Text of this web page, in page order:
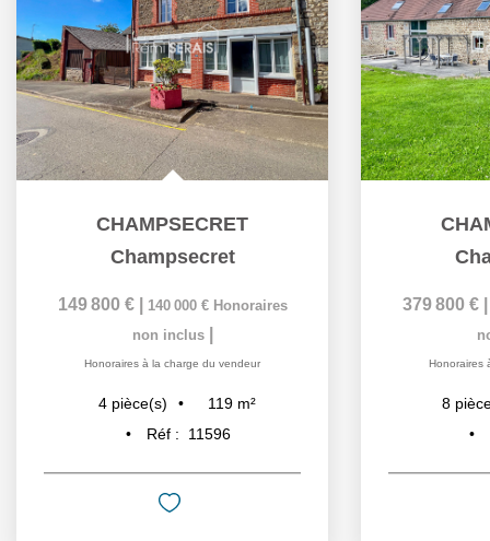
CHAMPSECRET
Champsecret
149 800 € 140 000 € Honoraires
non inclus
Honoraires à la charge du vendeur
4 pièce(s) 119 m²
Réf :
11596
379 800 €
Honoraires
8